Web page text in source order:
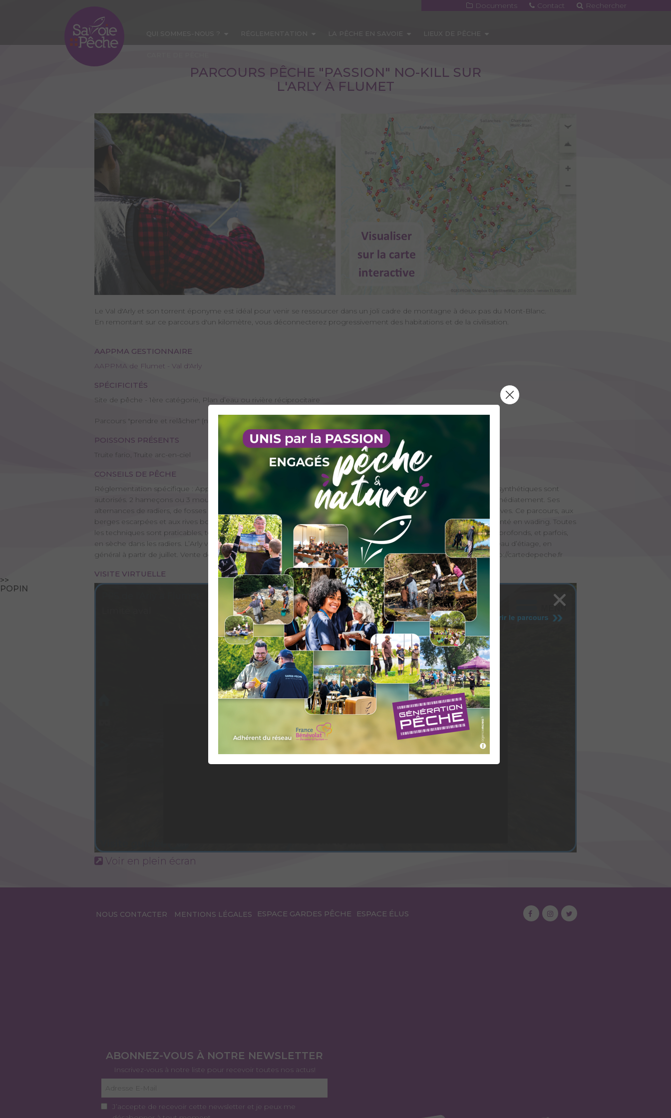
Documents Contact Rechercher
LA PÊCHE EN SAVOIE LIEUX DE PÊCHE
>>
POPIN
PARCOURS PÊCHE "PASSION" NO-KILL SUR
L'ARLY À FLUMET
Le Val d'Arly et son torrent éponyme est idéal pour venir se ressourcer dans un joli cadre de montagne à deux pas du Mont-Blanc.
En remontant sur ce parcours d'un kilomètre, vous déconnecterez progressivement des habitations et de la civilisation.
AAPPMA GESTIONNAIRE
AAPPMA de Flumet - Val d'Arly
SPÉCIFICITÉS
Site de pêche - 1ère catégorie, Plan d’eau ou rivière réciprocitaire
Parcours "prendre et relâcher" (no-kill), Les parcours phares labelisés
POISSONS PRÉSENTS
Truite fario, Truite arc-en-ciel
CONSEILS DE PÊCHE
Réglementation spécifique : Appâts naturels interdits, seuls les leurres et mouches artificiels, et les esches imitatives synthétiques sont
autorisés. 2 hameçons ou 3 mouches artificielles, sans ardillon. Tout poisson capturé doit être remis à l’eau vivant immédiatement. Ses
alternances de radiers, de fosses et de plats, en font un parcours varié où les truites fario et arc en ciel seront combatives. Ce parcours, aux
berges escarpées et aux rives boisées, s’adresse aux pêcheurs plutôt confirmés sachant progresser en milieu accidenté en wading. Toutes
les techniques sont praticables, toc avec larve artificielle, cuiller, ou à la mouche en nymphe lourde casquée pour les profonds, et parfois,
en sèche dans les radiers. L’Arly vous dévoile tout son potentiel après la fonte des neiges, quand il a retrouvé son niveau d’étiage, en
général à partir de juillet. Vente des cartes de pêche dans les Offices de Tourisme du Val d'Arly ou directement sur http://cartedepeche.fr
VISITE VIRTUELLE
Voir en plein écran
NOUS CONTACTER MENTIONS LÉGALES ESPACE GARDES PÊCHE ESPACE ÉLUS
ABONNEZ-VOUS À NOTRE NEWSLETTER
Inscrivez-vous à notre liste pour recevoir toutes nos actus!
J’accepte de recevoir cette newsletter et je peux me